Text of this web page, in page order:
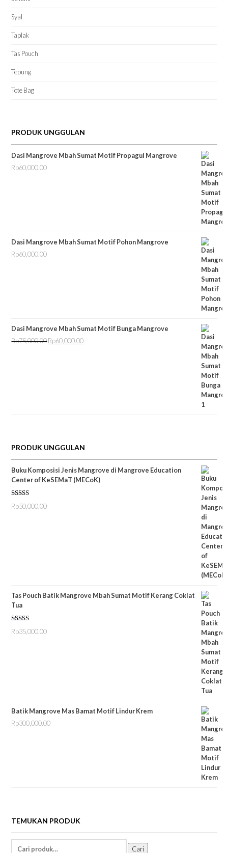
Syal
Taplak
Tas Pouch
Tepung
Tote Bag
PRODUK UNGGULAN
Dasi Mangrove Mbah Sumat Motif Propagul Mangrove
Rp60,000.00
Dasi Mangrove Mbah Sumat Motif Pohon Mangrove
Rp60,000.00
Dasi Mangrove Mbah Sumat Motif Bunga Mangrove
Rp75,000.00Rp60,000.00
PRODUK UNGGULAN
Buku Komposisi Jenis Mangrove di Mangrove Education
Center of KeSEMaT (MECoK)
Dinilai5.00
dari 5
Rp50,000.00
Tas Pouch Batik Mangrove Mbah Sumat Motif Kerang Coklat
Tua
Dinilai5.00
dari 5
Rp35,000.00
Batik Mangrove Mas Bamat Motif Lindur Krem
Rp300,000.00
TEMUKAN PRODUK
Temukan
Cari